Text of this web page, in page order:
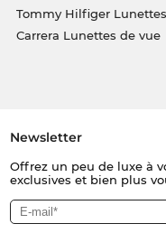
Tommy Hilfiger
Carrera Lunettes de vue
Newsletter
Offrez un peu de luxe à
exclusives et bien plus